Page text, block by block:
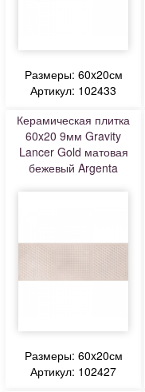
Размеры: 60x20см
Артикул: 102433
Керамическая плитка
60x20 9мм Gravity
Lancer Gold матовая
бежевый Argenta
Размеры: 60x20см
Артикул: 102427